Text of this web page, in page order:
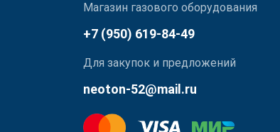
Магазин газового оборудования
+7 (950) 619-84-49
Для закупок и предложений
neoton-52@mail.ru